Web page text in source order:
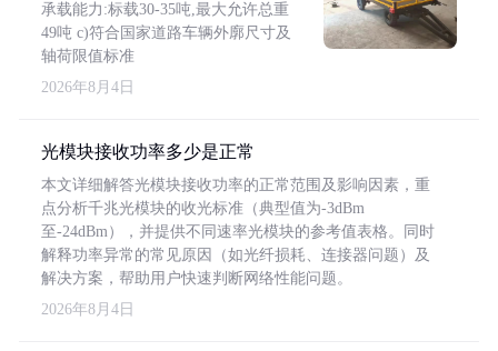
承载能力:标载30-35吨,最大允许总重
49吨 c)符合国家道路车辆外廓尺寸及
轴荷限值标准
2026年8月4日
光模块接收功率多少是正常
本文详细解答光模块接收功率的正常范围及影响因素，重
点分析千兆光模块的收光标准（典型值为-3dBm
至-24dBm），并提供不同速率光模块的参考值表格。同时
解释功率异常的常见原因（如光纤损耗、连接器问题）及
解决方案，帮助用户快速判断网络性能问题。
2026年8月4日